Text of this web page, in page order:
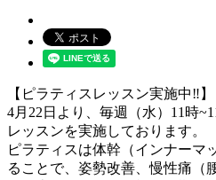
【ピラティスレッスン実施中‼️】
4月22日より、毎週（水）11時
レッスンを実施しております。
ピラティスは体幹（インナーマ
ることで、姿勢改善、慢性痛（